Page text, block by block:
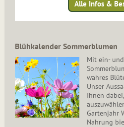
Alle Infos &
Blühkalender Sommerblumen
Mit ein-
wahres
Unser
Ihnen
Gartenjahr
Nahrung